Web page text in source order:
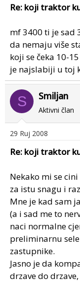
Re: koji traktor
mf 3400 ti je sad
da nemaju više
koji se čeka 10-
je najslabiji u toj
S Smiljan
Aktivni član
29 Ruj 2008
Re: koji traktor
Nekako mi se
za istu snagu i
Mne je kad sam
(a i sad me to
naci normalne
preliminarnu
zastupnike.
Jasno je da
drzave do